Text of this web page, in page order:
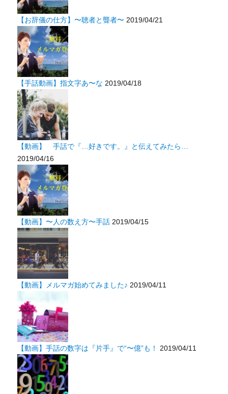
【お辞儀の仕方】〜聴者と聾者〜 2019/04/21
【手話動画】指文字あ〜な 2019/04/18
【動画】 手話で『…好きです。』と伝えてみたら…
2019/04/16
【動画】〜人の数え方〜手話 2019/04/15
【動画】メルマガ始めてみました♪ 2019/04/11
【動画】手話の数字は『片手』で“〜億”も！ 2019/04/11